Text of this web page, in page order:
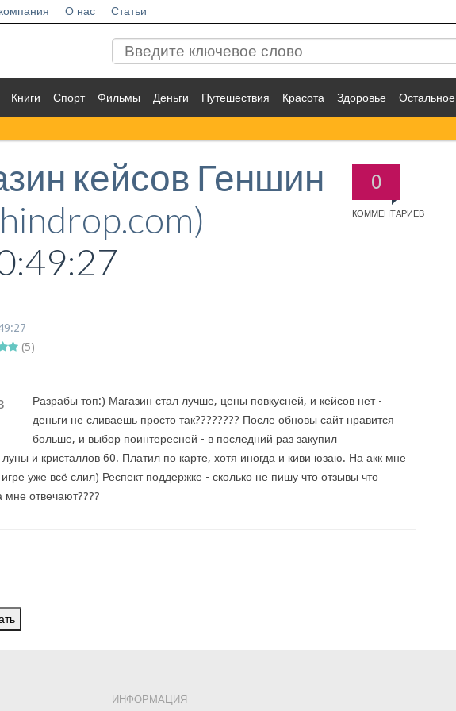
О нас Статьи
Книги Спорт Фильмы Деньги Путешествия Красота Здоровье Остальное
0
КОММЕНТАРИЕВ
кейсов Геншин
(5)
Разрабы топ:) Магазин стал лучше, цены повкусней, и кейсов нет -
деньги не сливаешь просто так???????? После обновы сайт нравится
больше, и выбор поинтересней - в последний раз закупил
луны и кристаллов 60. Платил по карте, хотя иногда и киви юзаю. На акк мне
уже всё слил) Респект поддержке - сколько не пишу что отзывы что
мне отвечают????
ИНФОРМАЦИЯ